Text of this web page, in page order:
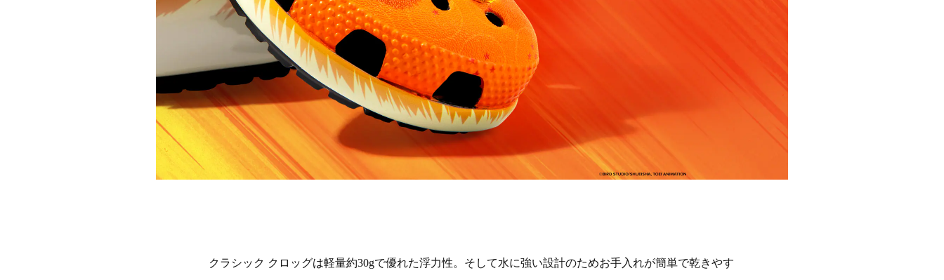
クラシック クロッグは軽量約30gで優れた浮力性。そして水に強い設計のためお手入れが簡単で乾きやす